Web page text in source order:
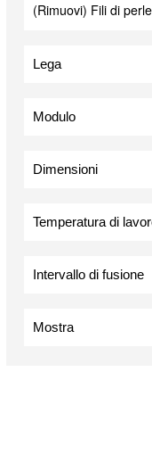
(Rimuovi) Fili di perle
Lega
18Kt oro Giallo (1)
Modulo
Dimensioni
2,00 mm (1)
Temperatura di
Intervallo di fusione
Mostra